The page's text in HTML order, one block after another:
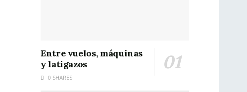
Entre vuelos, máquinas
y latigazos
0 SHARES